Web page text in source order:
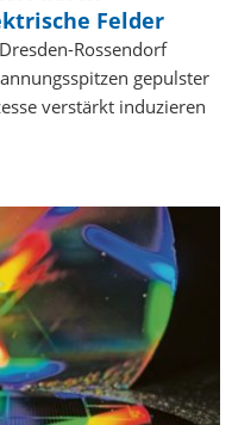
Felder
Rossendorf
gepulster
verstärkt induzieren